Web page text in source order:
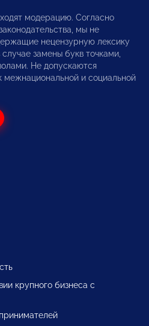
модерацию. Согласно
мы не
нецензурную лексику
замены букв точками,
Не допускаются
и социальной
крупного бизнеса с